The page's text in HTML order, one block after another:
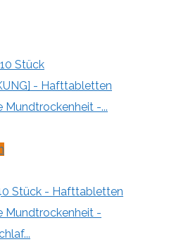
Stück
- Hafttabletten
Mundtrockenheit -...
Stück - Hafttabletten
Mundtrockenheit -